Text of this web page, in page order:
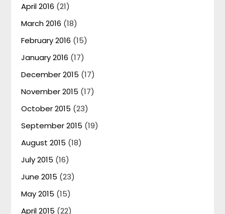
April 2016 (21)
March 2016 (18)
February 2016 (15)
January 2016 (17)
December 2015 (17)
November 2015 (17)
October 2015 (23)
September 2015 (19)
August 2015 (18)
July 2015 (16)
June 2015 (23)
May 2015 (15)
April 2015 (22)